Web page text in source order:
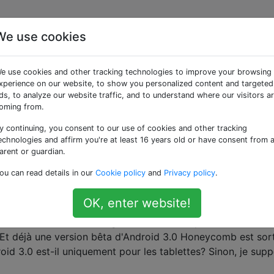
«3.0-honeycomb»
IDE dans Honeycomb?
sous Linux et que le nouveau Honeycomb a un
sous Android Honeycomb? Je sais que le
tablette, mais je voudrais l'utiliser pour la modélisation
il uniquement pour les tablettes?
d'Android 2.3 Gingerbread et donc pour seulement
déjà une version bêta d'Android 3.0 Honeycomb est
3.0 est-il uniquement pour les tablettes? Sinon, je
use cookies
use cookies and other tracking technologies to improve your browsing
on our website, to show you personalized content and targeted
to analyze our website traffic, and to understand where our visitors
from.
continuing, you consent to our use of cookies and other tracking
and affirm you're at least 16 years old or have consent from a
or guardian.
can read details in our Cookie policy and Privacy policy.
OK, enter website!